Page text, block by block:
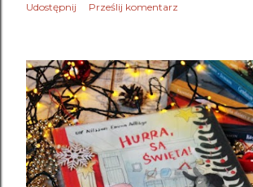
Udostępnij Prześlij komentarz